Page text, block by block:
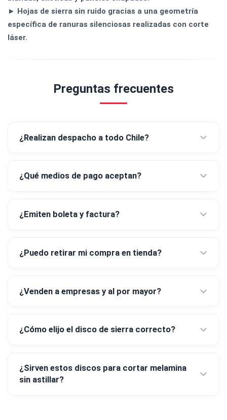
► Hojas de sierra sin ruido gracias a una geometría
específica de ranuras silenciosas realizadas con corte
láser.
Preguntas frecuentes
¿Realizan despacho a todo Chile?
¿Qué medios de pago aceptan?
¿Emiten boleta y factura?
¿Puedo retirar mi compra en tienda?
¿Venden a empresas y al por mayor?
¿Cómo elijo el disco de sierra correcto?
¿Sirven estos discos para cortar melamina
sin astillar?